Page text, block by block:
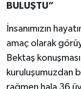
BULUŞTU”
İnsanımızın
amaç olarak
Bektaş
kuruluşumuzdan
rağmen hala 36